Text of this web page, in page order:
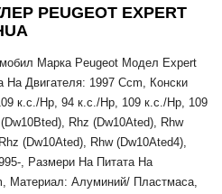
PEUGEOT EXPERT
Марка Peugeot Модел Expert
Двигателя: 1997 Ccm, Конски
к.с./Hp, 94 к.с./Hp, 109 к.с./Hp, 109
Rhz (Dw10Ated), Rhw
(Dw10Ated), Rhw (Dw10Ated4),
, Размери На Питата На
Материал: Алуминий/ Пластмаса,